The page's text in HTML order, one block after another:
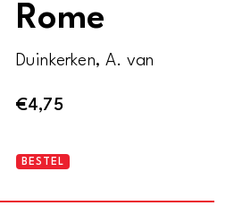
Rome
Duinkerken, A. van
€4,75
Begrip
BESTEL